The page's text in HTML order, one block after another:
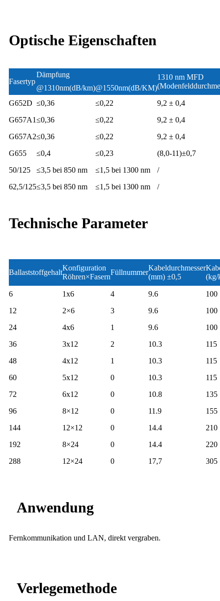
Optische Eigenschaften
Fasertyp
Dämpfung
1310 nm MFD
@1310nm(dB/km)@1550nm(dB/KM)
G652D ≤0,36 ≤0,22
9,2 ± 0,4
G657A1≤0,36 ≤0,22
9,2 ± 0,4
G657A2≤0,36 ≤0,22
9,2 ± 0,4
G655
≤0,4 ≤0,23
(8,0-11)±0,7
50/125
≤3,5 bei 850 nm ≤1,5 bei 1300 nm
/
62,5/125≤3,5 bei 850 nm ≤1,5 bei 1300 nm /
Technische Parameter
Ballaststoffgehalt
Konfiguration
Röhren×Fasern
Füllnummer
Kabeldurchmesser
(mm) ±0,5
(kg/
6 1x6 4 9.6
100
12
2×6 3 9.6
100
24
4x6 1 9.6
100
36
3x12 2 10.3
115
48
4x12 1 10.3
115
60
5x12 0 10.3
115
72
6x12 0 10.8
135
96
8×12 0 11.9
155
144
12×12 0 14.4
210
192
8×24 0 14.4
220
288
12×24 0 17,7 305
Anwendung
Fernkommunikation und LAN, direkt vergraben.
Verlegemethode